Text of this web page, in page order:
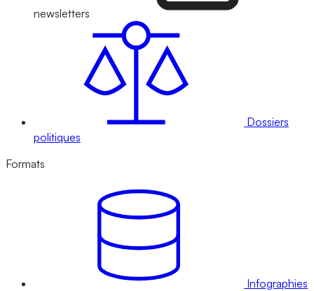
newsletters
Dossiers
politiques
Formats
Infographies